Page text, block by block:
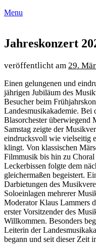
Menu
Jahreskonzert
29.
Einen gelungenen und
jährigen Jubiläum des
Besucher beim
Landesmusikakademie. Bei
Blasorchester überwiegend
Samstag zeigte der
eindrucksvoll wie vielseitig
klingt. Von klassischen
Filmmusik bis hin zu
Leckerbissen folgte dem
gleichermaßen begeistert.
Darbietungen des
Soloeinlagen mehrerer
Moderator Klaus Lammers
erster Vorsitzender des
Willkommen. Besonders
Leiterin der
begann und seit dieser Zeit